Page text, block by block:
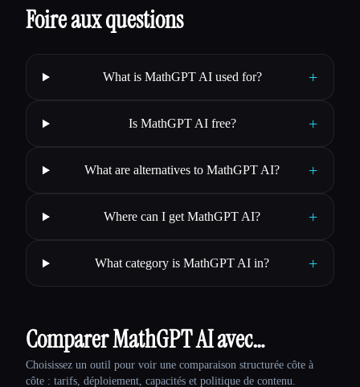
Foire aux questions
What is MathGPT AI used for? +
Is MathGPT AI free? +
What are alternatives to MathGPT AI? +
Where can I get MathGPT AI? +
What category is MathGPT AI in? +
Comparer MathGPT AI avec…
Choisissez un outil pour voir une comparaison structurée côte à
côte : tarifs, déploiement, capacités et politique de contenu.